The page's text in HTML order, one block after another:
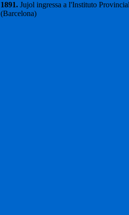
1891. Jujol ingressa a l'Instituto
(Barcelona)